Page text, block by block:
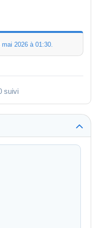
mai 2026 à 01:30.
suivi